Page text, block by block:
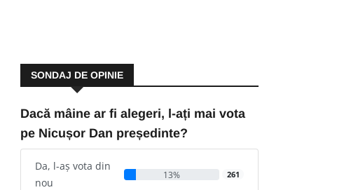
SONDAJ DE OPINIE
Dacă mâine ar fi alegeri, l-ați mai vota
pe Nicușor Dan președinte?
Da, l-aș vota din
nou
13% 261